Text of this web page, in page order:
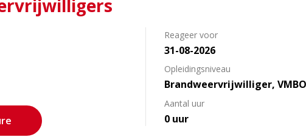
Reageer voor
31-08-2026
Opleidingsniveau
Brandweervrijwilliger, VMBO
Aantal uur
0 uur